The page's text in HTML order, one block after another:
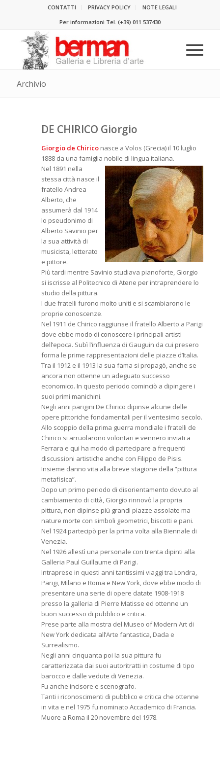
CONTATTI PRIVACY POLICY
NOTE LEGALI
Per informazioni Tel. (+39) 011 537430
Archivio
DE CHIRICO Giorgio
Giorgio de Chiriconasce a Volos (Grecia) il 10 luglio
1888 da una famiglia nobile di lingua italiana.
Nel 1891 nella
stessa città nasce il
fratello Andrea
Alberto, che
assumerà dal 1914
lo pseudonimo di
Alberto Savinio per
la sua attività di
musicista, letterato
e pittore.
Più tardi mentre Savinio studiava pianoforte, Giorgio
si iscrisse al Politecnico di Atene per intraprendere lo
studio della pittura.
I due fratelli furono molto uniti e si scambiarono le
proprie conoscenze.
Nel 1911 de Chirico raggiunse il fratello Alberto a Parigi
dove ebbe modo di conoscere i principali artisti
dell’epoca. Subì l’influenza di Gauguin da cui presero
forma le prime rappresentazioni delle piazze d’Italia.
Tra il 1912 e il 1913 la sua fama si propagò, anche se
ancora non ottenne un adeguato successo
economico. In questo periodo cominciò a dipingere i
suoi primi manichini.
Negli anni parigini De Chirico dipinse alcune delle
opere pittoriche fondamentali per il ventesimo secolo.
Allo scoppio della prima guerra mondiale i fratelli de
Chirico si arruolarono volontari e vennero inviati a
Ferrara e qui ha modo di partecipare a frequenti
discussioni artistiche anche con Filippo de Pisis.
Insieme danno vita alla breve stagione della “pittura
metafisica”.
Dopo un primo periodo di disorientamento dovuto al
cambiamento di città, Giorgio rinnovò la propria
pittura, non dipinse più grandi piazze assolate ma
nature morte con simboli geometrici, biscotti e pani.
Nel 1924 partecipò per la prima volta alla Biennale di
Venezia.
Nel 1926 allestì una personale con trenta dipinti alla
Galleria Paul Guillaume di Parigi.
Intraprese in questi anni tantissimi viaggi tra Londra,
Parigi, Milano e Roma e New York, dove ebbe modo di
presentare una serie di opere datate 1908-1918
presso la galleria di Pierre Matisse ed ottenne un
buon successo di pubblico e critica.
Prese parte alla mostra del Museo of Modern Art di
New York dedicata all’Arte fantastica, Dada e
Surrealismo.
Negli anni cinquanta poi la sua pittura fu
caratterizzata dai suoi autoritratti in costume di tipo
barocco e dalle vedute di Venezia.
Fu anche incisore e scenografo.
Tanti i riconoscimenti di pubblico e critica che ottenne
in vita e nel 1975 fu nominato Accademico di Francia.
Muore a Roma il 20 novembre del 1978.